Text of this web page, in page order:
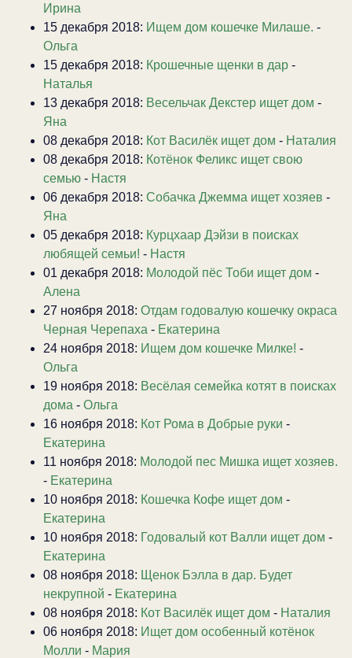
Ирина
15 декабря 2018: Ищем дом кошечке Милаше. -
Ольга
15 декабря 2018: Крошечные щенки в дар -
Наталья
13 декабря 2018: Весельчак Декстер ищет дом -
Яна
08 декабря 2018: Кот Василёк ищет дом - Наталия
08 декабря 2018: Котёнок Феликс ищет свою
семью - Настя
06 декабря 2018: Собачка Джемма ищет хозяев -
Яна
05 декабря 2018: Курцхаар Дэйзи в поисках
любящей семьи! - Настя
01 декабря 2018: Молодой пёс Тоби ищет дом -
Алена
27 ноября 2018: Отдам годовалую кошечку окраса
Черная Черепаха - Екатерина
24 ноября 2018: Ищем дом кошечке Милке! -
Ольга
19 ноября 2018: Весёлая семейка котят в поисках
дома - Ольга
16 ноября 2018: Кот Рома в Добрые руки -
Екатерина
11 ноября 2018: Молодой пес Мишка ищет хозяев.
- Екатерина
10 ноября 2018: Кошечка Кофе ищет дом -
Екатерина
10 ноября 2018: Годовалый кот Валли ищет дом -
Екатерина
08 ноября 2018: Щенок Бэлла в дар. Будет
некрупной - Екатерина
08 ноября 2018: Кот Василёк ищет дом - Наталия
06 ноября 2018: Ищет дом особенный котёнок
Молли - Мария